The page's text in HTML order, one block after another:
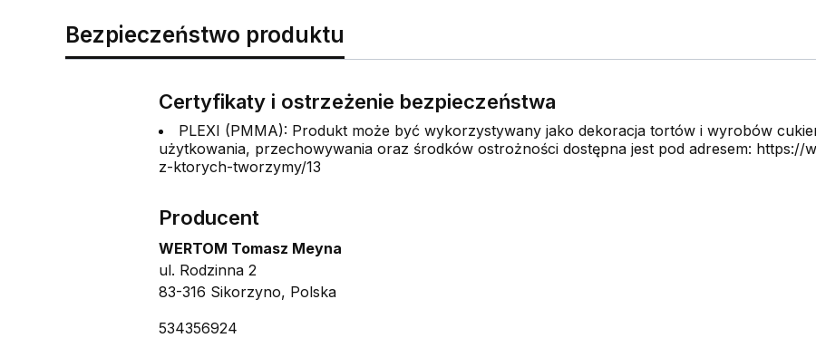
Bezpieczeństwo produktu
Certyfikaty i ostrzeżenie bezpieczeństwa
PLEXI (PMMA): Produkt może być wykorzystywany jako dekoracja tortów i wyrobów
użytkowania, przechowywania oraz środków ostrożności dostępna jest pod adresem: https://
z-ktorych-tworzymy/13
Producent
WERTOM Tomasz Meyna
ul. Rodzinna 2
83-316 Sikorzyno, Polska
534356924